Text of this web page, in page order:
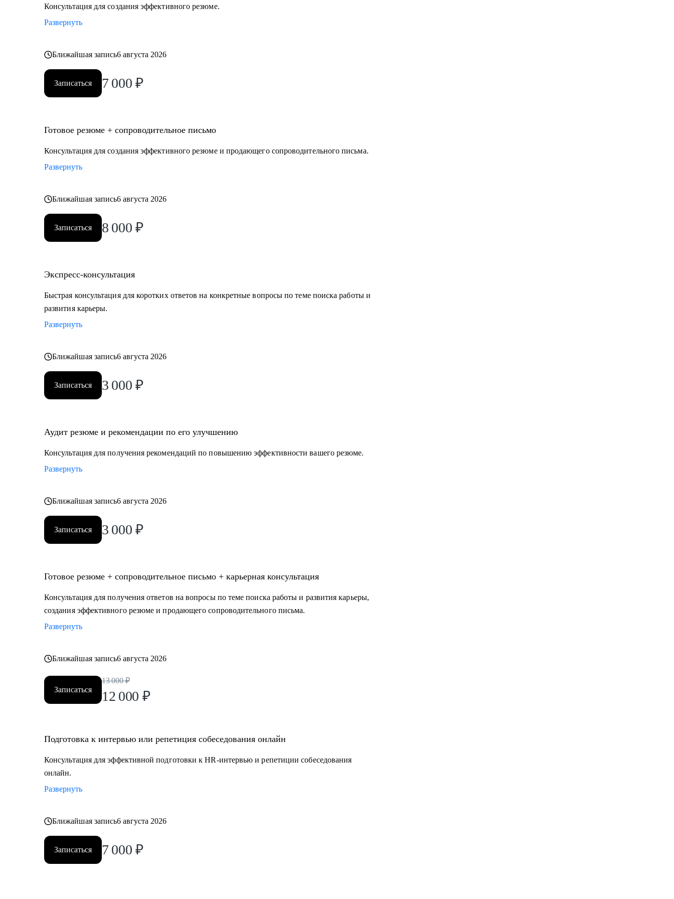
• Студенты и выпускники
• HoReCa
• Логистика и закупочная политика
• Фешн и бьюти
• Спорт
• Производство и технологии
перспектив. Могу быть рядом в периоды, когда профессиональная поддержка особенно важна.
Консультация для создания эффективного резюме.
Развернуть
Ближайшая запись6 августа 2026
Записаться 7 000 ₽
Готовое резюме + сопроводительное письмо
Консультация для создания эффективного резюме и продающего сопроводительного письма.
Развернуть
Ближайшая запись6 августа 2026
Записаться 8 000 ₽
Экспресс-консультация
Быстрая консультация для коротких ответов на конкретные вопросы по теме поиска работы и
развития карьеры.
Развернуть
Ближайшая запись6 августа 2026
Записаться 3 000 ₽
Аудит резюме и рекомендации по его улучшению
Консультация для получения рекомендаций по повышению эффективности вашего резюме.
Развернуть
Ближайшая запись6 августа 2026
Записаться 3 000 ₽
Готовое резюме + сопроводительное письмо + карьерная консультация
Консультация для получения ответов на вопросы по теме поиска работы и развития карьеры,
создания эффективного резюме и продающего сопроводительного письма.
Развернуть
Ближайшая запись6 августа 2026
Записаться
13 000 ₽
12 000 ₽
Подготовка к интервью или репетиция собеседования онлайн
Консультация для эффективной подготовки к HR-интервью и репетиции собеседования
онлайн.
Развернуть
Ближайшая запись6 августа 2026
Записаться 7 000 ₽